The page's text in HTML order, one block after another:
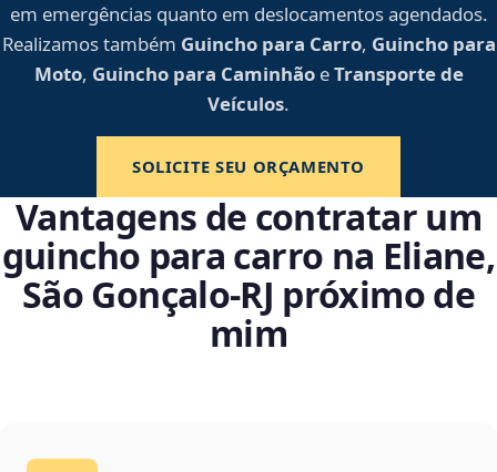
em emergências quanto em deslocamentos agendados.
Realizamos também Guincho para Carro, Guincho para
Moto, Guincho para CaminhãoeTransporte de
Veículos.
SOLICITE SEU ORÇAMENTO
Vantagens de contratar um
guincho para carro na Eliane,
São Gonçalo‑RJ próximo de
mim